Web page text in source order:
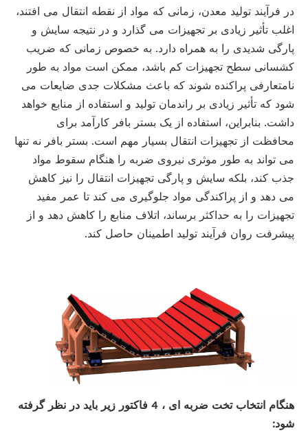
در فرآیند تولید معدن، زمانی که مواد از نقطه انتقال می افتند،
اغلب تأثیر زیادی بر تجهیزات می گذارد و در نتیجه سایش و
پارگی شدیدی را به همراه دارد. به خصوص زمانی که ضریب
کشسانی سطح تجهیزات کم باشد، ممکن است مواد به طور
نامتعارفی پراکنده شوند که باعث مشکلات جدی ضایعات می
شود که تأثیر زیادی بر راندمان تولید و استفاده از منابع خواهد
داشت. بنابراین، استفاده از یک بستر بافر کارآمد برای
محافظت از تجهیزات انتقال بسیار مهم است. بستر بافر نه تنها
می تواند به طور موثری نیروی ضربه را هنگام سقوط مواد
جذب کند، بلکه سایش و پارگی تجهیزات انتقال را نیز کاهش
می دهد و از پراکندگی مواد جلوگیری می کند تا عمر مفید
تجهیزات را به حداکثر برساند، اتلاف منابع را کاهش دهد و از
پیشرفت روان فرآیند تولید اطمینان حاصل کند.
هنگام انتخاب تخت ضربه ای
، 4 فاکتور زیر باید در نظر گرفته
شود: